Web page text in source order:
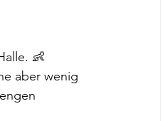
👶
aber wenig